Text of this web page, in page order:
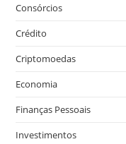
Consórcios
Crédito
Criptomoedas
Economia
Finanças Pessoais
Investimentos